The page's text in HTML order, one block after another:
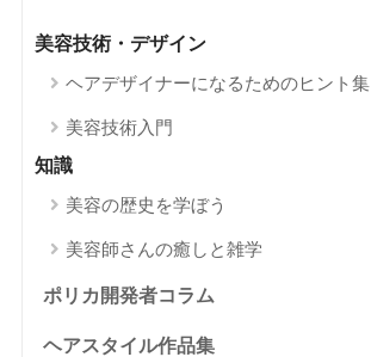
美容技術・デザイン
ヘアデザイナーになるためのヒント集
美容技術入門
知識
美容の歴史を学ぼう
美容師さんの癒しと雑学
ポリカ開発者コラム
ヘアスタイル作品集